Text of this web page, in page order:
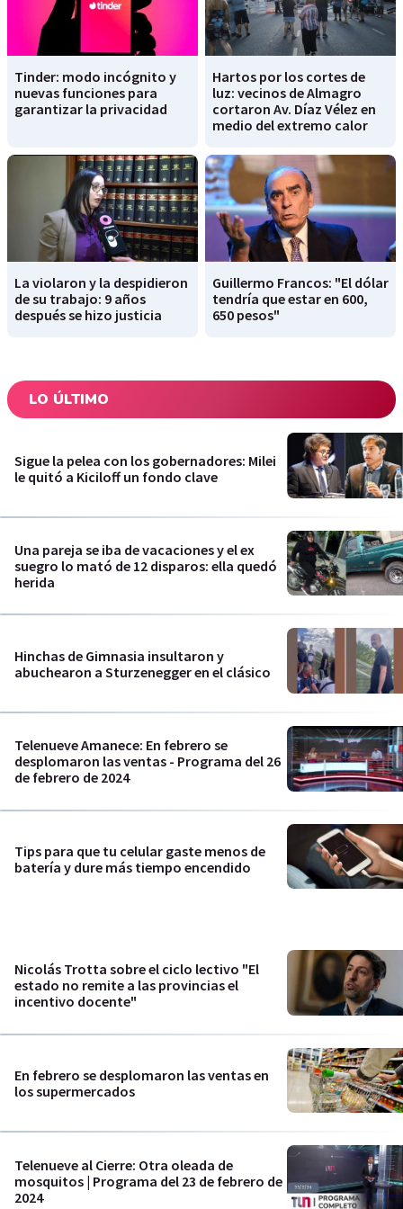
Tinder: modo incógnito y
nuevas funciones para
garantizar la privacidad
Hartos por los cortes de
luz: vecinos de Almagro
cortaron Av. Díaz Vélez en
medio del extremo calor
La violaron y la despidieron
de su trabajo: 9 años
después se hizo justicia
Guillermo Francos: "El dólar
tendría que estar en 600,
650 pesos"
LO ÚLTIMO
Sigue la pelea con los gobernadores: Milei
le quitó a Kiciloff un fondo clave
Una pareja se iba de vacaciones y el ex
suegro lo mató de 12 disparos: ella quedó
herida
Hinchas de Gimnasia insultaron y
abuchearon a Sturzenegger en el clásico
Telenueve Amanece: En febrero se
desplomaron las ventas - Programa del 26
de febrero de 2024
Tips para que tu celular gaste menos de
batería y dure más tiempo encendido
Nicolás Trotta sobre el ciclo lectivo "El
estado no remite a las provincias el
incentivo docente"
En febrero se desplomaron las ventas en
los supermercados
Telenueve al Cierre: Otra oleada de
mosquitos | Programa del 23 de febrero de
2024